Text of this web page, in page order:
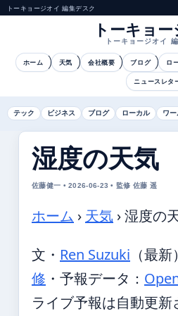
トーキョージオイ 編集デスク
トーキョ
トーキョージオイ
ホーム 天気 会社概要 ブログ ロ
ニュースレタ
テック ビジネス ブログ ローカル ワー
湿度の天気
佐藤健一 • 2026-06-23 • 監修 佐藤 遥
ホーム › 天気 ›湿度の
文・ Ren Suzuki （最新）
修 ・ 予報データ：
ライブ予報は自動更新